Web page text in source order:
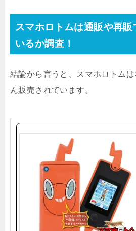
スマホロトムは通販や再
いるか調査！
結論から言うと、スマホロトム
ん販売されています。